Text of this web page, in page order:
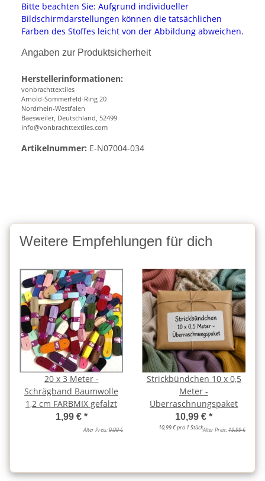
Bitte beachten Sie: Aufgrund individueller
Bildschirmdarstellungen können die tatsächlichen
Farben des Stoffes leicht von der Abbildung abweichen.
Angaben zur Produktsicherheit
Herstellerinformationen:
vonbrachttextiles
Arnold-Sommerfeld-Ring 20
Nordrhein-Westfalen
Baesweiler, Deutschland, 52499
info@vonbrachttextiles.com
Artikelnummer: E-N07004-034
Weitere Empfehlungen für dich
20 x 3 Meter -
Schrägband Baumwolle
1,2 cm FARBMIX gefalzt
1,99 € *
Alter Preis:9,99 €
Strickbündchen 10 x 0,5
Meter -
Überraschnungspaket
10,99 € *
10,99 € pro 1 StückAlter Preis:19,99 €